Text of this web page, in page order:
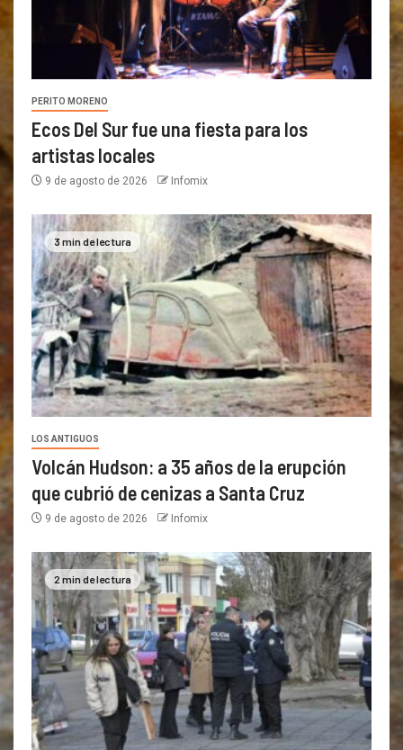
PERITO MORENO
Ecos Del Sur fue una fiesta para los
artistas locales
9 de agosto de 2026 Infomix
3 min de lectura
LOS ANTIGUOS
Volcán Hudson: a 35 años de la erupción
que cubrió de cenizas a Santa Cruz
9 de agosto de 2026 Infomix
2 min de lectura